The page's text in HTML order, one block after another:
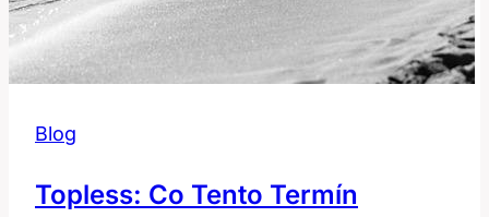
Blog
Topless: Co Tento Termín